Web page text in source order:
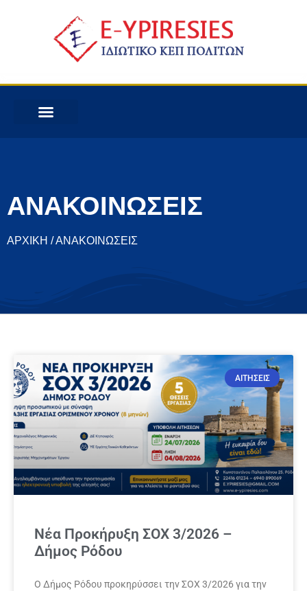
ΑΝΑΚΟΙΝΩΣΕΙΣ
ΑΡΧΙΚΗ / ΑΝΑΚΟΙΝΩΣΕΙΣ
ΑΙΤΗΣΕΙΣ
Νέα Προκήρυξη ΣΟΧ 3/2026 –
Δήμος Ρόδου
Ο Δήμος Ρόδου προκηρύσσει την ΣΟΧ 3/2026 για την